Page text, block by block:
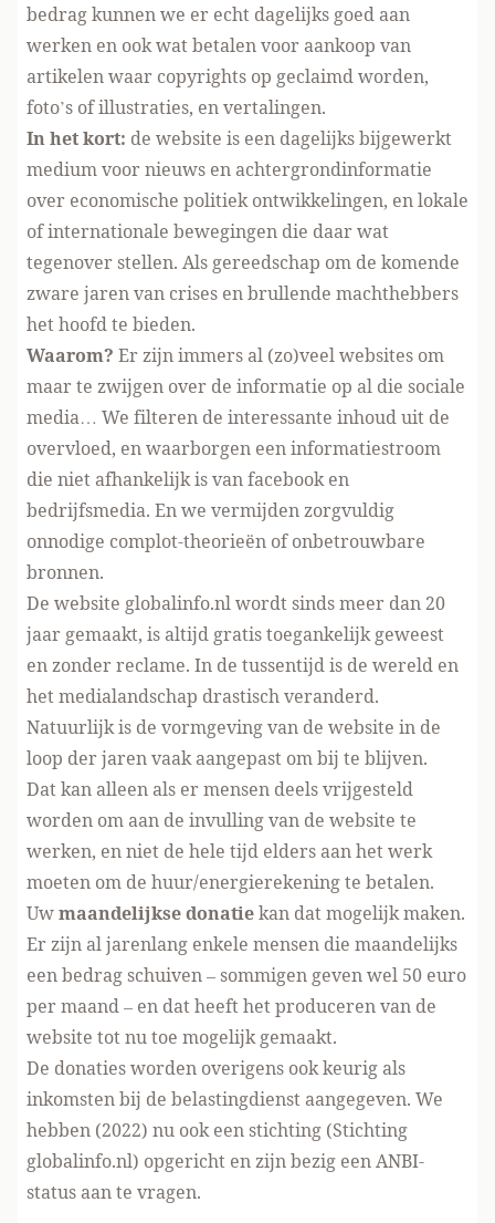
bedrag kunnen we er echt dagelijks goed aan
werken en ook wat betalen voor aankoop van
artikelen waar copyrights op geclaimd worden,
foto’s of illustraties, en vertalingen.
In het kort: de website is een dagelijks bijgewerkt
medium voor nieuws en achtergrondinformatie
over economische politiek ontwikkelingen, en lokale
of internationale bewegingen die daar wat
tegenover stellen. Als gereedschap om de komende
zware jaren van crises en brullende machthebbers
het hoofd te bieden.
Waarom? Er zijn immers al (zo)veel websites om
maar te zwijgen over de informatie op al die sociale
media… We filteren de interessante inhoud uit de
overvloed, en waarborgen een informatiestroom
die niet afhankelijk is van facebook en
bedrijfsmedia. En we vermijden zorgvuldig
onnodige complot-theorieën of onbetrouwbare
bronnen.
De website globalinfo.nl wordt sinds meer dan 20
jaar gemaakt, is altijd gratis toegankelijk geweest
en zonder reclame. In de tussentijd is de wereld en
het medialandschap drastisch veranderd.
Natuurlijk is de vormgeving van de website in de
loop der jaren vaak aangepast om bij te blijven.
Dat kan alleen als er mensen deels vrijgesteld
worden om aan de invulling van de website te
werken, en niet de hele tijd elders aan het werk
moeten om de huur/energierekening te betalen.
Uwmaandelijkse donatiekan dat mogelijk maken.
Er zijn al jarenlang enkele mensen die maandelijks
een bedrag schuiven – sommigen geven wel 50 euro
per maand – en dat heeft het produceren van de
website tot nu toe mogelijk gemaakt.
De donaties worden overigens ook keurig als
inkomsten bij de belastingdienst aangegeven. We
hebben (2022) nu ook een stichting (Stichting
globalinfo.nl) opgericht en zijn bezig een ANBI-
status aan te vragen.